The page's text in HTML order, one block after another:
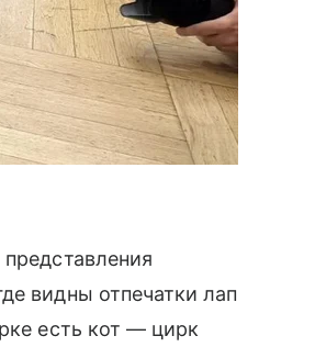
видны отпечатки лап
есть кот — цирк